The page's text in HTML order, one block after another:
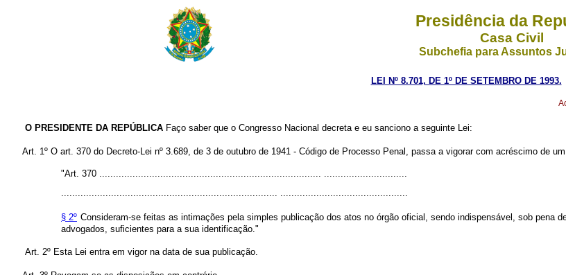
Presidência da
Casa Civil
Subchefia para Assuntos
LEI Nº 8.701, DE 1º DE SETEMBRO DE 1993.
O PRESIDENTE DA REPÚBLICA Faço saber que o Congresso Nacional decreta e eu sanciono a seguinte Lei:
Art. 1º O art. 370 do Decreto-Lei nº 3.689, de 3 de outubro de 1941 - Código de Processo Penal, passa a vigorar com acréscimo de
"Art. 370 ................................................................................ ..............................
.............................................................................. ..............................................
§ 2º Consideram-se feitas as intimações pela simples publicação dos atos no órgão oficial, sendo indispensável, sob pena
advogados, suficientes para a sua identificação."
Art. 2º Esta Lei entra em vigor na data de sua publicação.